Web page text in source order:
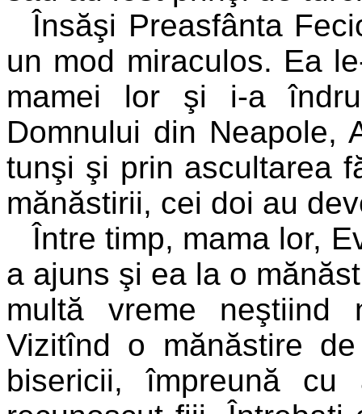
Însăşi Preasfânta
un mod miraculos. Ea
mamei lor şi i-a
Domnului din Neapole,
tunşi şi prin ascultarea
mănăstirii, cei doi au
Între timp, mama lor,
a ajuns şi ea la o
multă vreme
Vizitînd o mănăstire
bisericii, împreună cu